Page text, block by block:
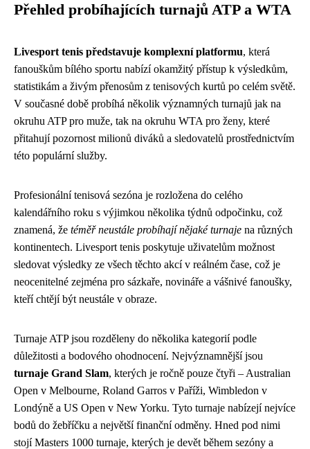
Přehled probíhajících turnajů ATP a WTA
Livesport tenis představuje komplexní platformu, která
fanouškům bílého sportu nabízí okamžitý přístup k výsledkům,
statistikám a živým přenosům z tenisových kurtů po celém světě.
V současné době probíhá několik významných turnajů jak na
okruhu ATP pro muže, tak na okruhu WTA pro ženy, které
přitahují pozornost milionů diváků a sledovatelů prostřednictvím
této populární služby.
Profesionální tenisová sezóna je rozložena do celého
kalendářního roku s výjimkou několika týdnů odpočinku, což
znamená, že téměř neustále probíhají nějaké turnaje na různých
kontinentech. Livesport tenis poskytuje uživatelům možnost
sledovat výsledky ze všech těchto akcí v reálném čase, což je
neocenitelné zejména pro sázkaře, novináře a vášnivé fanoušky,
kteří chtějí být neustále v obraze.
Turnaje ATP jsou rozděleny do několika kategorií podle
důležitosti a bodového ohodnocení. Nejvýznamnější jsou
turnaje Grand Slam, kterých je ročně pouze čtyři – Australian
Open v Melbourne, Roland Garros v Paříži, Wimbledon v
Londýně a US Open v New Yorku. Tyto turnaje nabízejí nejvíce
bodů do žebříčku a největší finanční odměny. Hned pod nimi
stojí Masters 1000 turnaje, kterých je devět během sezóny a